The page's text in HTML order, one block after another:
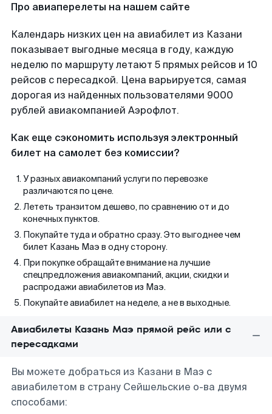
Про авиаперелеты на нашем сайте
Календарь низких цен на авиабилет из Казани
показывает выгодные месяца в году, каждую
неделю по маршруту летают 5 прямых рейсов и 10
рейсов с пересадкой. Цена варьируется, самая
дорогая из найденных пользователями 9000
рублей авиакомпанией Аэрофлот.
Как еще сэкономить используя электронный
билет на самолет без комиссии?
У разных авиакомпаний услуги по перевозке
различаются по цене.
Лететь транзитом дешево, по сравнению от и до
конечных пунктов.
Покупайте туда и обратно сразу. Это выгоднее чем
билет Казань Маэ в одну сторону.
При покупке обращайте внимание на лучшие
спецпредложения авиакомпаний, акции, скидки и
распродажи авиабилетов из Маэ.
Покупайте авиабилет на неделе, а не в выходные.
Авиабилеты Казань Маэ прямой рейс или с
пересадками
Вы можете добраться из Казани в Маэ с
авиабилетом в страну Сейшельские о-ва двумя
способами: